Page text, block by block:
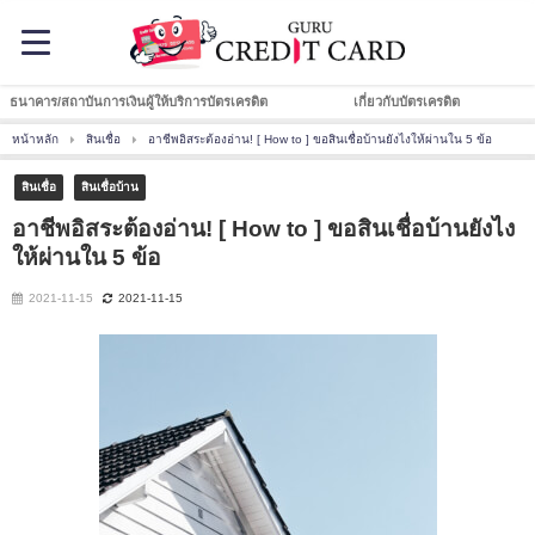
ธนาคาร/สถาบันการเงินผู้ให้บริการบัตรเครดิต เกี่ยวกับบัตรเครดิต
หน้าหลัก สินเชื่อ อาชีพอิสระต้องอ่าน! [ How to ] ขอสินเชื่อบ้านยังไงให้ผ่านใน 5 ข้อ
สินเชื่อ สินเชื่อบ้าน
อาชีพอิสระต้องอ่าน! [ How to ] ขอสินเชื่อบ้านยังไง
ให้ผ่านใน 5 ข้อ
2021-11-15 2021-11-15